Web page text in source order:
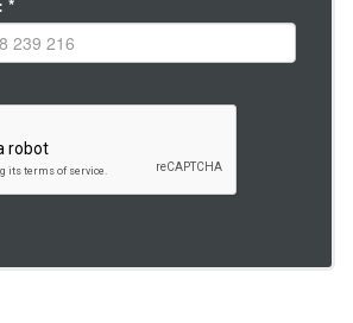
de ventas. Internet y marketing.
un sitio web. Publicidad en Internet. La
en entornos virtuales. Los derechos del
de Atención al Cliente
ligadas a un componente crucial en el
al cliente. Como tal es un factor
*